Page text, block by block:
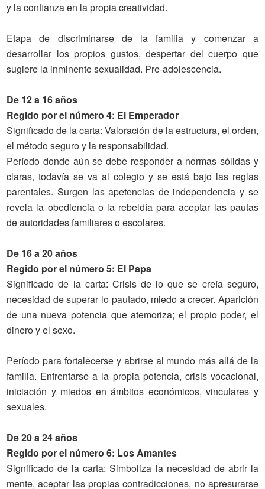
y la confianza en la propia creatividad.
Etapa de discriminarse de la familia y comenzar a
desarrollar los propios gustos, despertar del cuerpo que
sugiere la inminente sexualidad. Pre-adolescencia.
De 12 a 16 años
Regido por el número 4: El Emperador
Significado de la carta: Valoración de la estructura, el orden,
el método seguro y la responsabilidad.
Período donde aún se debe responder a normas sólidas y
claras, todavía se va al colegio y se está bajo las reglas
parentales. Surgen las apetencias de independencia y se
revela la obediencia o la rebeldía para aceptar las pautas
de autoridades familiares o escolares.
De 16 a 20 años
Regido por el número 5: El Papa
Significado de la carta: Crisis de lo que se creía seguro,
necesidad de superar lo pautado, miedo a crecer. Aparición
de una nueva potencia que atemoriza; el propio poder, el
dinero y el sexo.
Período para fortalecerse y abrirse al mundo más allá de la
familia. Enfrentarse a la propia potencia, crisis vocacional,
iniciación y miedos en ámbitos económicos, vinculares y
sexuales.
De 20 a 24 años
Regido por el número 6: Los Amantes
Significado de la carta: Simboliza la necesidad de abrir la
mente, aceptar las propias contradicciones, no apresurarse